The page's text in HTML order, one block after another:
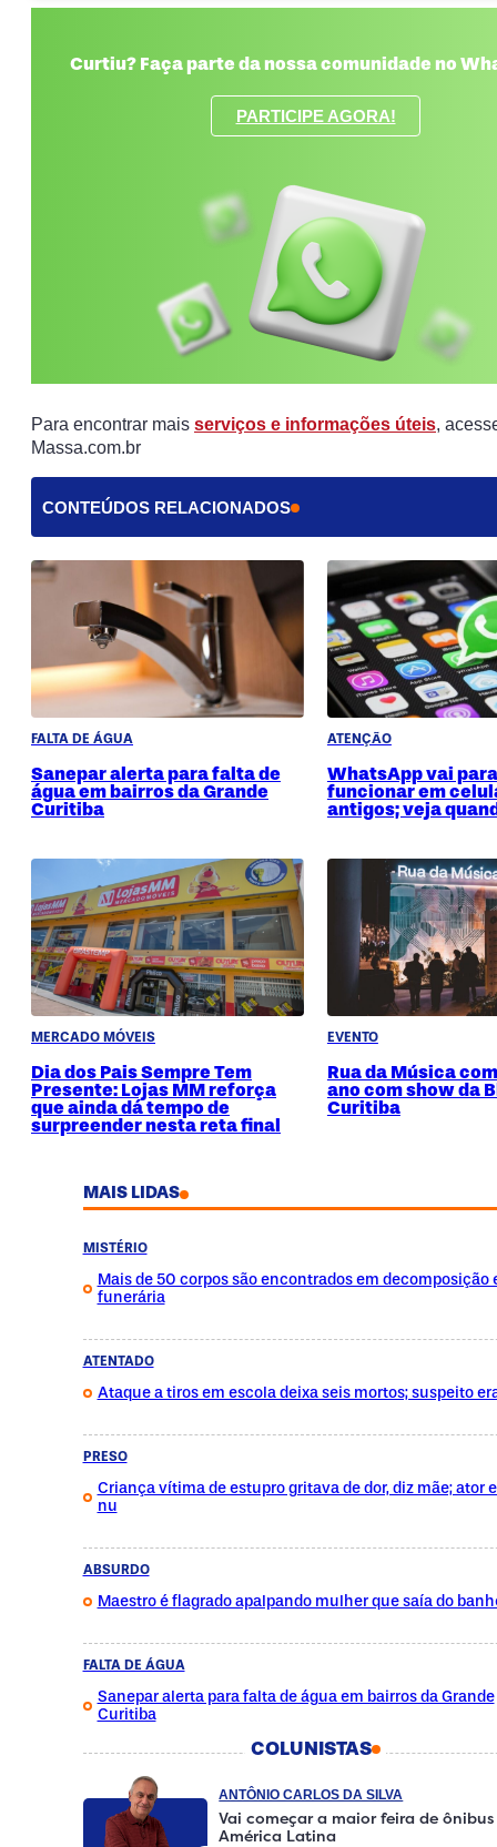
Curtiu? Faça parte da nossa comunidade no
PARTICIPE AGORA!
Para encontrar mais serviços e informações úteis,
Massa.com.br
CONTEÚDOS RELACIONADOS
FALTA DE ÁGUA
Sanepar alerta para falta de
água em bairros da Grande
Curitiba
ATENÇÃO
WhatsApp vai
funcionar em
antigos; veja
MERCADO MÓVEIS
Dia dos Pais Sempre Tem
Presente: Lojas MM reforça
que ainda dá tempo de
surpreender nesta reta final
EVENTO
Rua da Música
ano com show da
Curitiba
MAIS LIDAS
MISTÉRIO
Mais de 50 corpos são encontrados em decomposição
funerária
ATENTADO
Ataque a tiros em escola deixa seis mortos; suspeito
PRESO
Criança vítima de estupro gritava de dor, diz mãe; ator
nu
ABSURDO
Maestro é flagrado apalpando mulher que saía do
FALTA DE ÁGUA
Sanepar alerta para falta de água em bairros da Grande
Curitiba
COLUNISTAS
ANTÔNIO CARLOS DA SILVA
Vai começar a maior feira de
América Latina